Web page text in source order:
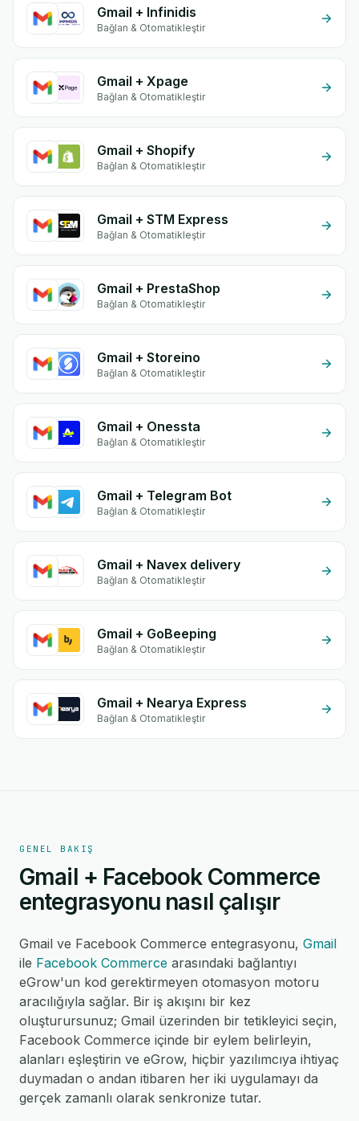
Gmail + Infinidis
Bağlan & Otomatikleştir
Gmail + Xpage
Bağlan & Otomatikleştir
Gmail + Shopify
Bağlan & Otomatikleştir
Gmail + STM Express
Bağlan & Otomatikleştir
Gmail + PrestaShop
Bağlan & Otomatikleştir
Gmail + Storeino
Bağlan & Otomatikleştir
Gmail + Onessta
Bağlan & Otomatikleştir
Gmail + Telegram Bot
Bağlan & Otomatikleştir
Gmail + Navex delivery
Bağlan & Otomatikleştir
Gmail + GoBeeping
Bağlan & Otomatikleştir
Gmail + Nearya Express
Bağlan & Otomatikleştir
GENEL BAKIŞ
Gmail + Facebook Commerce
entegrasyonu nasıl çalışır
Gmail ve Facebook Commerce entegrasyonu, Gmail
ile Facebook Commerce arasındaki bağlantıyı
eGrow'un kod gerektirmeyen otomasyon motoru
aracılığıyla sağlar. Bir iş akışını bir kez
oluşturursunuz; Gmail üzerinden bir tetikleyici seçin,
Facebook Commerce içinde bir eylem belirleyin,
alanları eşleştirin ve eGrow, hiçbir yazılımcıya ihtiyaç
duymadan o andan itibaren her iki uygulamayı da
gerçek zamanlı olarak senkronize tutar.